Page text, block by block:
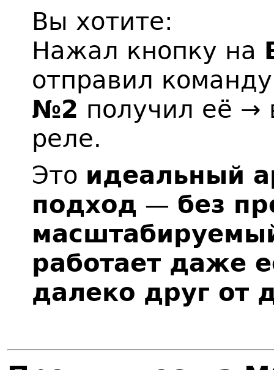
Вы хотите:
Нажал кнопку на
отправил
№2 получил её
реле.
Это идеальный
подход — без
работает даже
далеко друг от